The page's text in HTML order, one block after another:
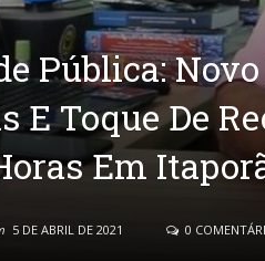
Pública:
E Toque De
Em
5 DE ABRIL DE 2021 0